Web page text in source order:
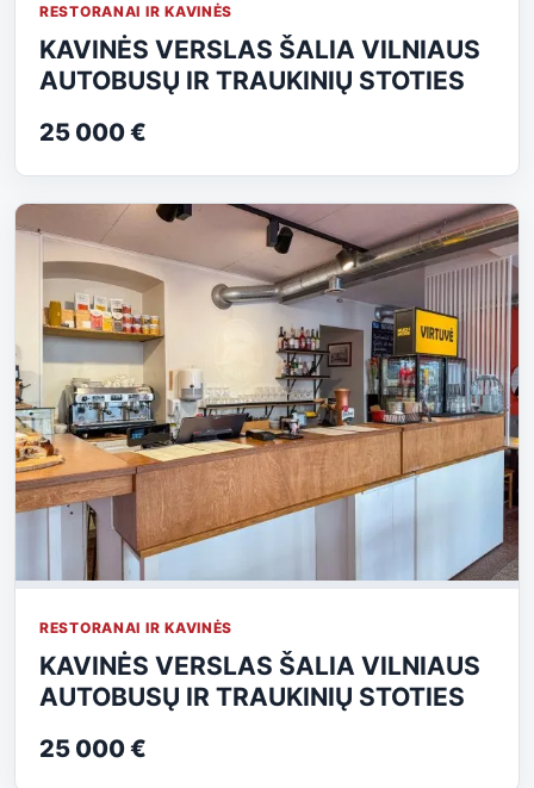
RESTORANAI IR KAVINĖS
KAVINĖS VERSLAS ŠALIA VILNIAUS
AUTOBUSŲ IR TRAUKINIŲ STOTIES
25 000 €
RESTORANAI IR KAVINĖS
KAVINĖS VERSLAS ŠALIA VILNIAUS
AUTOBUSŲ IR TRAUKINIŲ STOTIES
25 000 €